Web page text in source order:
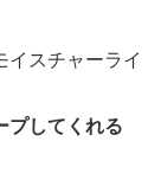
スチャーライ
プしてくれる